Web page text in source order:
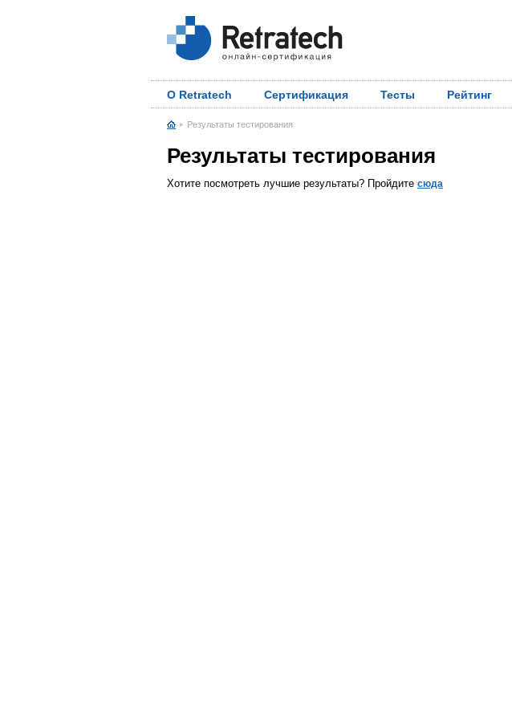
О Retratech Сертификация Тесты Рейтинг
Результаты тестирования
Результаты тестирования
Хотите посмотреть лучшие результаты? Пройдите сюда